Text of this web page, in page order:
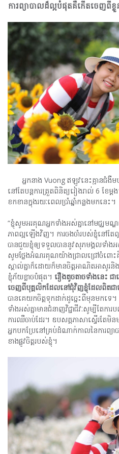
ការព្យាបាលដ៏ល្អបំផុតគឺកើតចេញពីខ្
អ្នកនាង Vuong ឥឡូវនេះគ្មានជំងឺ
នៅតែបន្តការត្រួតពិនិត្យរៀងរាល់ 6 ខែ
ខកខានក្នុងរយៈពេលប្រាំឆ្នាំកន្លងមកនេះ។
“ខ្ញុំសូមអរគុណអ្នកទាំងអស់គ្នានៅមជ្ឈមណ្
ភាពល្អឡើងវិញ។ ការចងចាំរបស់ខ្ញុំនៅត
បានជួយខ្ញុំឲ្យទទួលបាននូវសុភមង្គលទាំង
សូមថ្លែងអំណរគុណយ៉ាងជ្រាលជ្រៅចំពោះ
ស្គាល់គ្នាក៏ដោយក៏មានចិត្តអាណិតអាសូរនិ
ខ្ញុំភ័យខ្លាចបំផុត។ រឿងតូចតាចទាំងនេះ ជ
ចេញពីបុគ្គលិកដែលនៅជុំវិញខ្ញុំដែលពិតជាធ្វ
បានគេយកចិត្តទុកដាក់ដូច្នេះពីមុនមកទេ។
ទាំងអស់គ្នាមានជំនាញវិជ្ជាជីវៈសូម្បីតែ
ការឈឺចាប់ដែរ។ ឧបសគ្គភាសាស្ទើរតែមិ
អ្នកបកប្រែនៅគ្រប់ដំណាក់កាលនៃការព្
ខាងផ្លូវចិត្តរបស់ខ្ញុំ។